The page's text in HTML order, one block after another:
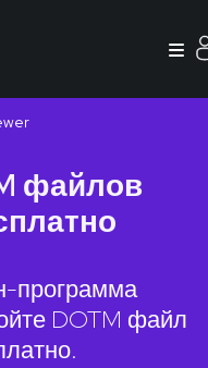
файлов
программа
DOTM файл